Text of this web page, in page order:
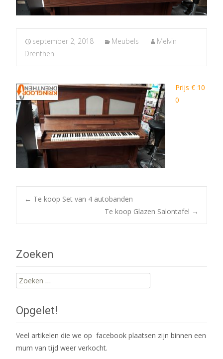
september 2, 2018 Meubels
Melvin
Drenthen
Prijs € 10
0
Post
← Te koop Set van 4 autobanden
Te koop Glazen Salontafel →
Zoeken
Zoeken
naar:
Opgelet!
Veel artikelen die we op facebook plaatsen zijn binnen een
mum van tijd weer verkocht.